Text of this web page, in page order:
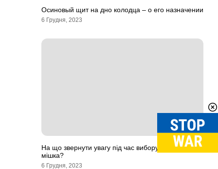
Осиновый щит на дно колодца – о его назначении
6 Грудня, 2023
На що звернути увагу під час вибору спального
мішка?
6 Грудня, 2023